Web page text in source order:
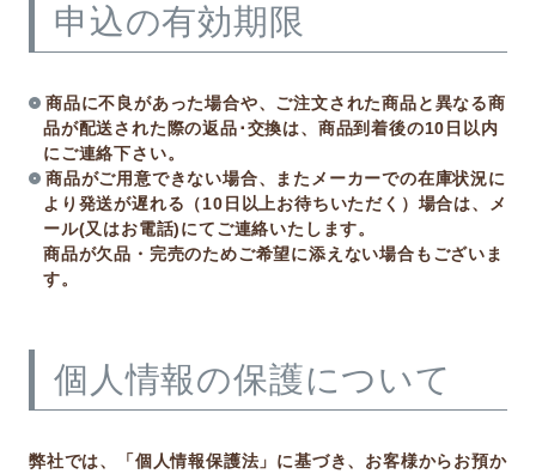
申込の有効期限
商品に不良があった場合や、ご注文された商品と異なる商
品が配送された際の返品･交換は、商品到着後の10日以内
にご連絡下さい。
商品がご用意できない場合、またメーカーでの在庫状況に
より発送が遅れる（10日以上お待ちいただく）場合は、メ
ール(又はお電話)にてご連絡いたします。
商品が欠品・完売のためご希望に添えない場合もございま
す。
個人情報の保護について
弊社では、「個人情報保護法」に基づき、お客様からお預か